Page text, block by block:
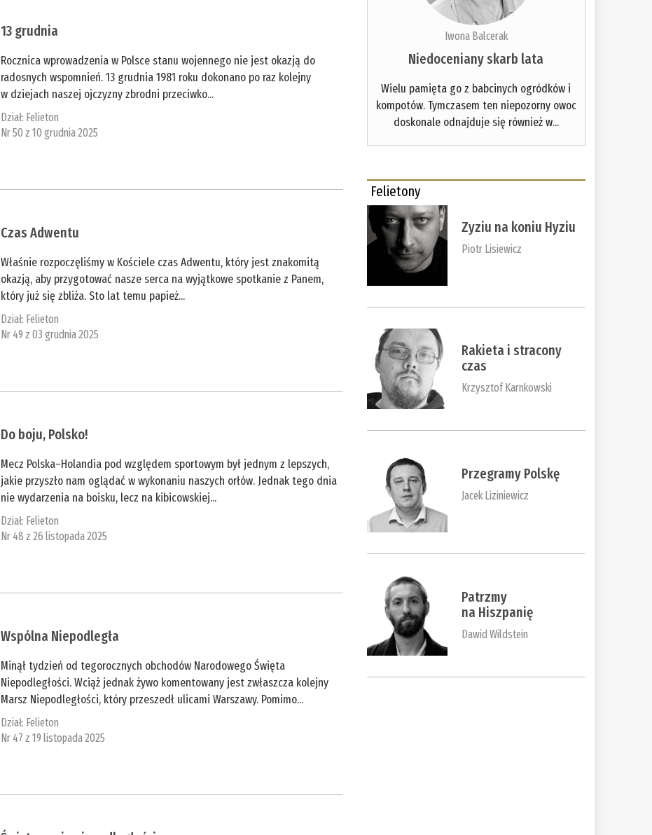
13 grudnia
Rocznica wprowadzenia w Polsce stanu wojennego nie jest okazją do
radosnych wspomnień. 13 grudnia 1981 roku dokonano po raz kolejny
w dziejach naszej ojczyzny zbrodni przeciwko...
Dział: Felieton
Nr 50 z 10 grudnia 2025
Czas Adwentu
Właśnie rozpoczęliśmy w Kościele czas Adwentu, który jest znakomitą
okazją, aby przygotować nasze serca na wyjątkowe spotkanie z Panem,
który już się zbliża. Sto lat temu papież...
Dział: Felieton
Nr 49 z 03 grudnia 2025
Do boju, Polsko!
Mecz Polska–Holandia pod względem sportowym był jednym z lepszych,
jakie przyszło nam oglądać w wykonaniu naszych orłów. Jednak tego dnia
nie wydarzenia na boisku, lecz na kibicowskiej...
Dział: Felieton
Nr 48 z 26 listopada 2025
Wspólna Niepodległa
Minął tydzień od tegorocznych obchodów Narodowego Święta
Niepodległości. Wciąż jednak żywo komentowany jest zwłaszcza kolejny
Marsz Niepodległości, który przeszedł ulicami Warszawy. Pomimo...
Dział: Felieton
Nr 47 z 19 listopada 2025
Iwona Balcerak
Niedoceniany skarb lata
Wielu pamięta go z babcinych ogródków i
kompotów. Tymczasem ten niepozorny owoc
doskonale odnajduje się również w...
Felietony
Zyziu na koniu Hyziu
Piotr Lisiewicz
Rakieta i stracony
czas
Krzysztof Karnkowski
Przegramy Polskę
Jacek Liziniewicz
Patrzmy
na Hiszpanię
Dawid Wildstein